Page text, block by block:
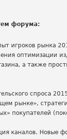
форума:
игроков рынка
оптимизации
а также
спроса
рынке»,
покупателей
каналов. Новые